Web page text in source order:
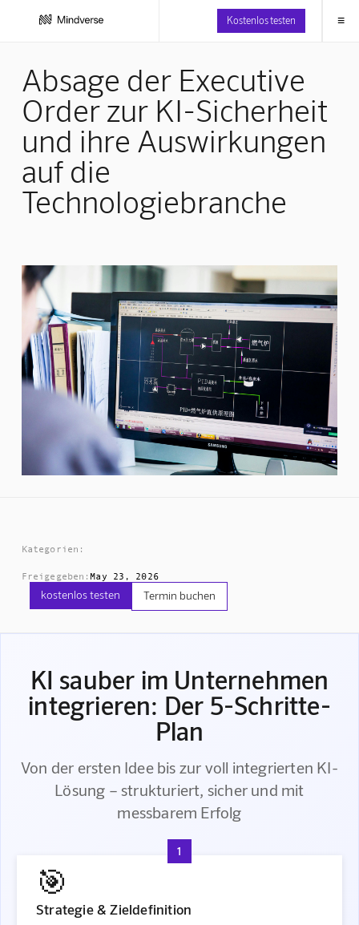
Kostenlos testen ≡
Absage der Executive
Order zur KI-Sicherheit
und ihre Auswirkungen
auf die
Technologiebranche
Kategorien:
Freigegeben: May 23, 2026
kostenlos testen Termin buchen
KI sauber im Unternehmen
integrieren: Der 5-Schritte-
Plan
Von der ersten Idee bis zur voll integrierten KI-
Lösung – strukturiert, sicher und mit
messbarem Erfolg
1
🎯
Strategie & Zieldefinition